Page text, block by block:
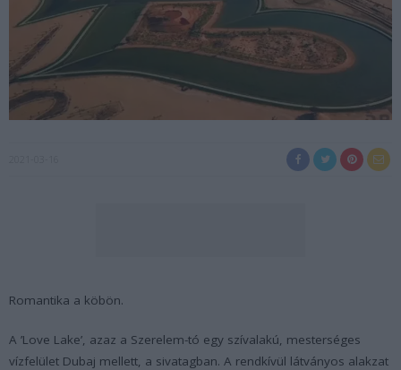
Romantika a köbön.
A ’Love Lake’, azaz a Szerelem-tó egy szívalakú, mesterséges
vízfelület Dubaj mellett, a sivatagban. A rendkívül látványos alakzat